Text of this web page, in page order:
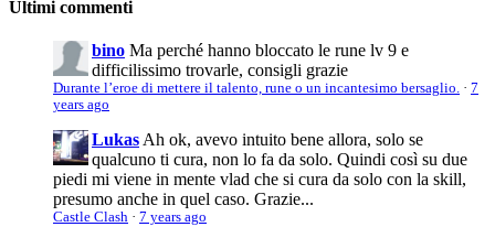
Ultimi commenti
bino Ma perché hanno bloccato le rune lv 9 e
difficilissimo trovarle, consigli grazie
Durante l’eroe di mettere il talento, rune o un incantesimo bersaglio. · 7
years ago
Lukas Ah ok, avevo intuito bene allora, solo se
qualcuno ti cura, non lo fa da solo. Quindi così su due
piedi mi viene in mente vlad che si cura da solo con la skill,
presumo anche in quel caso. Grazie...
Castle Clash · 7 years ago